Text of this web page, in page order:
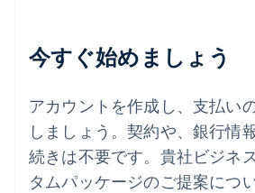
今すぐ始めましょう
アカウントを作成し、支払い
しましょう。契約や、銀行情
続きは不要です。貴社ビジネ
タムパッケージのご提案につ
ドイツ
ニュージーランド
English
ノルウェー
English
ハンガリー
English